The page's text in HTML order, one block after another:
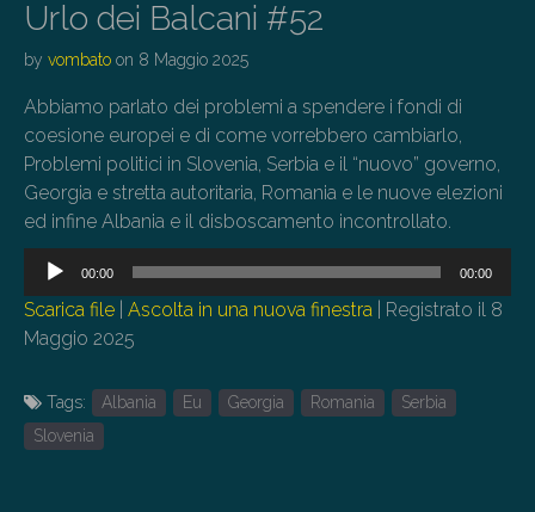
Urlo dei Balcani #52
by vombato on 8 Maggio 2025
Abbiamo parlato dei problemi a spendere i fondi di
coesione europei e di come vorrebbero cambiarlo,
Problemi politici in Slovenia, Serbia e il “nuovo” governo,
Georgia e stretta autoritaria, Romania e le nuove elezioni
ed infine Albania e il disboscamento incontrollato.
Audio
00:00 00:00
Scarica file Ascolta in una nuova finestra
Registrato il 8
Maggio 2025
Tags: Albania Eu Georgia Romania
Serbia
Slovenia